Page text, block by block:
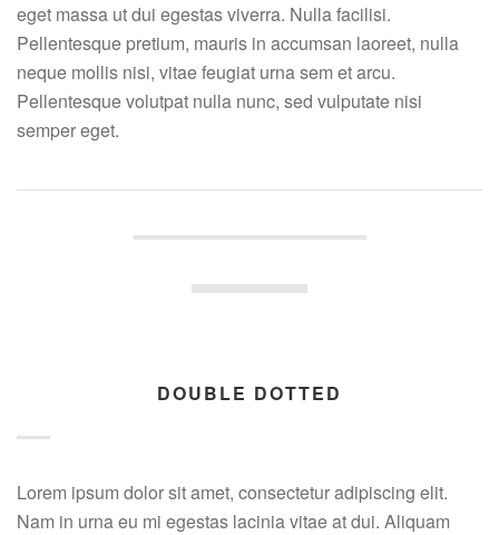
eget massa ut dui egestas viverra. Nulla facilisi.
Pellentesque pretium, mauris in accumsan laoreet, nulla
neque mollis nisi, vitae feugiat urna sem et arcu.
Pellentesque volutpat nulla nunc, sed vulputate nisi
semper eget.
DOUBLE DOTTED
Lorem ipsum dolor sit amet, consectetur adipiscing elit.
Nam in urna eu mi egestas lacinia vitae at dui. Aliquam